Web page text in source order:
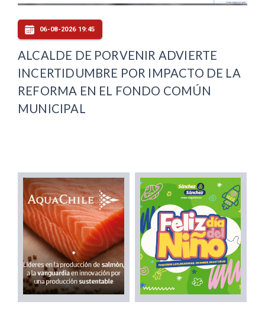
06-08-2026 19:45
ALCALDE DE PORVENIR ADVIERTE
INCERTIDUMBRE POR IMPACTO DE LA
REFORMA EN EL FONDO COMÚN
MUNICIPAL